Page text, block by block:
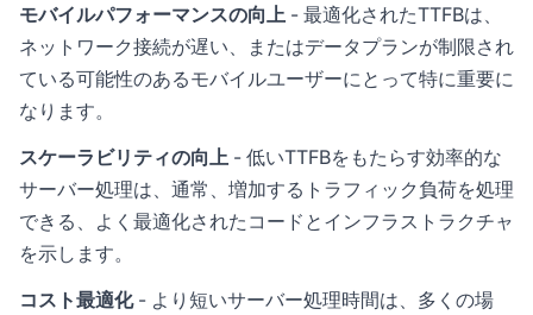
モバイルパフォーマンスの向上 - 最適化されたTTFBは、
ネットワーク接続が遅い、またはデータプランが制限され
ている可能性のあるモバイルユーザーにとって特に重要に
なります。
スケーラビリティの向上 - 低いTTFBをもたらす効率的な
サーバー処理は、通常、増加するトラフィック負荷を処理
できる、よく最適化されたコードとインフラストラクチャ
を示します。
コスト最適化- より短いサーバー処理時間は、多くの場